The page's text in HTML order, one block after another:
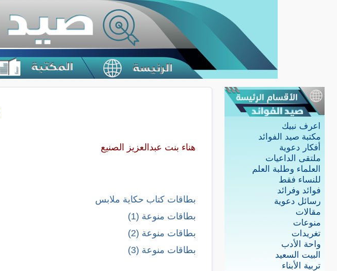
اعرف نبيك
مكتبة صيد الفوائد
أفكار دعوية
ملتقى الداعيات
العلماء وطلبة العلم
للنساء فقط
فوائد وفرائد
رسائل دعوية
مقالات
منوعات
تغريدات
واحة الأدب
البيت السعيد
تربية الأبناء
هناء بنت عبدالعزيز الصنيع
بطاقات كتاب حكاية ملابس
بطاقات منوعة (1)
بطاقات منوعة (2)
بطاقات منوعة (3)